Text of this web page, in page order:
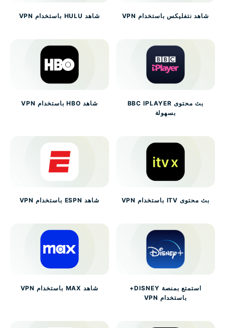
شاهد نتفليكس باستخدام VPN شاهد HULU باستخدام VPN
بث محتوى BBC IPLAYER
بسهولة
شاهد HBO باستخدام VPN
بث محتوى ITV باستخدام VPN شاهد ESPN باستخدام VPN
استمتع بمنصة DISNEY+
باستخدام VPN
شاهد MAX باستخدام VPN